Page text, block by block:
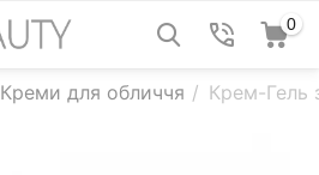
0
Креми для обличчя / Крем-Гель